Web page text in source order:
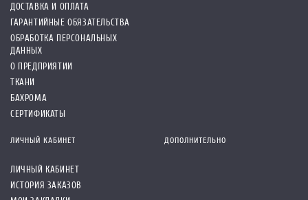
ДОСТАВКА И ОПЛАТА
ГАРАНТИЙНЫЕ ОБЯЗАТЕЛЬСТВА
ОБРАБОТКА ПЕРСОНАЛЬНЫХ
ДАННЫХ
О ПРЕДПРИЯТИИ
ТКАНИ
БАХРОМА
СЕРТИФИКАТЫ
ЛИЧНЫЙ КАБИНЕТ
ЛИЧНЫЙ КАБИНЕТ
ИСТОРИЯ ЗАКАЗОВ
ДОПОЛНИТЕЛЬНО